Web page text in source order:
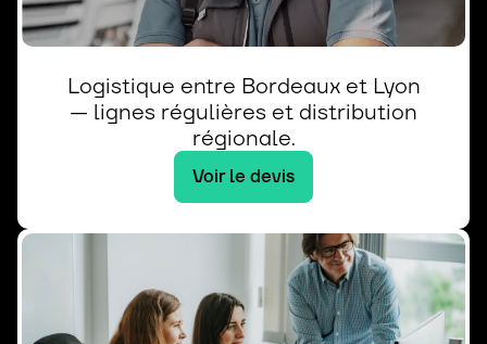
Logistique entre Bordeaux et Lyon
— lignes régulières et distribution
régionale.
Voir le devis